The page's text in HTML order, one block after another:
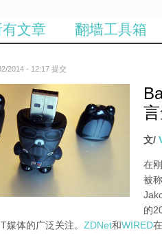
有文章 翻墙工具箱
2014 - 12:17 提交
社
文/
在
被
的
媒体的广泛关注。 ZDNet和WIRED